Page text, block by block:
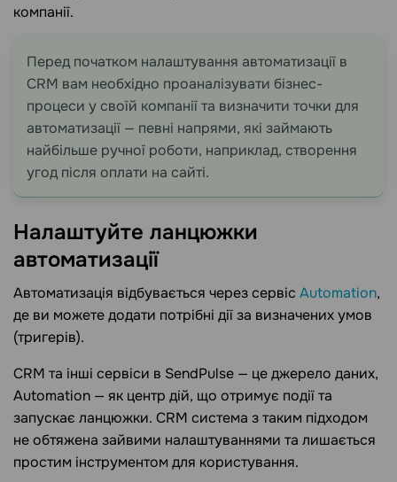
компанії.
Перед початком налаштування автоматизації в
CRM вам необхідно проаналізувати бізнес-
процеси у своїй компанії та визначити точки для
автоматизації — певні напрями, які займають
найбільше ручної роботи, наприклад, створення
угод після оплати на сайті.
Налаштуйте ланцюжки
автоматизації
Автоматизація відбувається через сервіс Automation,
де ви можете додати потрібні дії за визначених умов
(тригерів).
CRM та інші сервіси в SendPulse — це джерело даних,
Automation — як центр дій, що отримує події та
запускає ланцюжки. CRM система з таким підходом
не обтяжена зайвими налаштуваннями та лишається
простим інструментом для користування.